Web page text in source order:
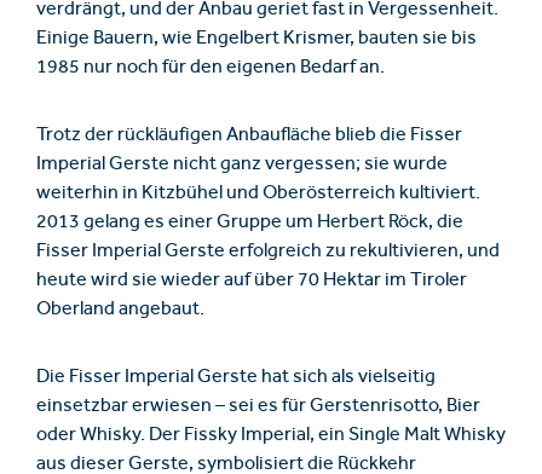
verdrängt, und der Anbau geriet fast in Vergessenheit.
Einige Bauern, wie Engelbert Krismer, bauten sie bis
1985 nur noch für den eigenen Bedarf an.
Trotz der rückläufigen Anbaufläche blieb die Fisser
Imperial Gerste nicht ganz vergessen; sie wurde
weiterhin in Kitzbühel und Oberösterreich kultiviert.
2013 gelang es einer Gruppe um Herbert Röck, die
Fisser Imperial Gerste erfolgreich zu rekultivieren, und
heute wird sie wieder auf über 70 Hektar im Tiroler
Oberland angebaut.
Die Fisser Imperial Gerste hat sich als vielseitig
einsetzbar erwiesen – sei es für Gerstenrisotto, Bier
oder Whisky. Der Fissky Imperial, ein Single Malt Whisky
aus dieser Gerste, symbolisiert die Rückkehr